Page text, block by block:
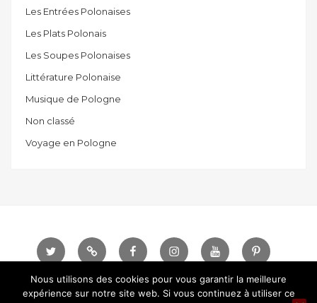
Les Entrées Polonaises
Les Plats Polonais
Les Soupes Polonaises
Littérature Polonaise
Musique de Pologne
Non classé
Voyage en Pologne
Twitter Telegram FacebookinstagramYoutube Pinterest
Sauce Polonaise © Tous droits réservés.Designed
Nous utilisons des cookies pour vous garantir la meilleure
expérience sur notre site web. Si vous continuez à utiliser ce